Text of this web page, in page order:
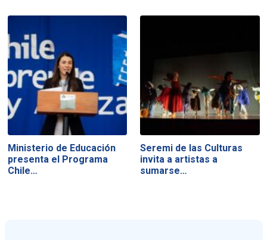
Ministerio de Educación
presenta el Programa
Chile…
Seremi de las Culturas
invita a artistas a
sumarse…